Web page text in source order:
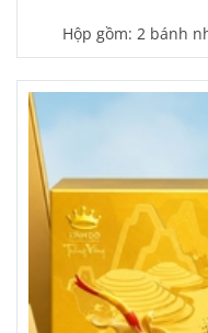
Hộp gồm: 2 bánh